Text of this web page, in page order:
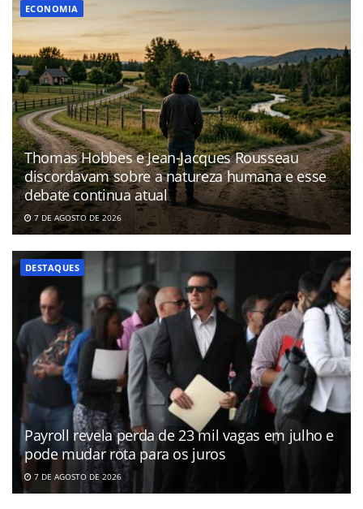
ECONOMIA
Thomas Hobbes e Jean-Jacques Rousseau
discordavam sobre a natureza humana e esse
debate continua atual
7 DE AGOSTO DE 2026
DESTAQUES
Payroll revela perda de 23 mil vagas em julho e
pode mudar rota para os juros
7 DE AGOSTO DE 2026